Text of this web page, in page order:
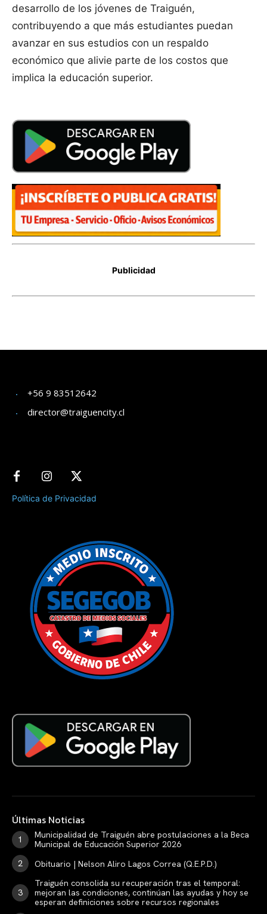
+56 9 83512642
director@traiguencity.cl
Política de Privacidad
Últimas Noticias
Municipalidad de Traiguén abre postulaciones a la Beca
Municipal de Educación Superior 2026
Obituario | Nelson Aliro Lagos Correa (Q.E.P.D.)
Traiguén consolida su recuperación tras el temporal:
mejoran las condiciones, continúan las ayudas y hoy se
esperan definiciones sobre recursos regionales